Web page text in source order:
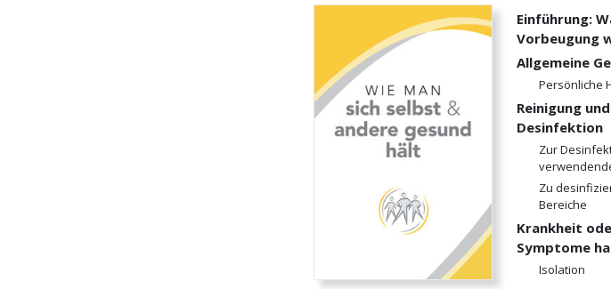
Einführung:
Vorbeugung
Allgemeine
Persönliche
Reinigung und
Desinfektion
Zur
Zu
Bereiche
Krankheit
Symptome
Isolation